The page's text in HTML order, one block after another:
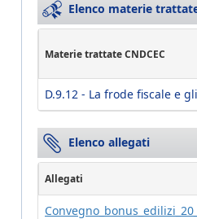
Elenco materie
Materie trattate CNDCEC
D.9.12 - La frode fiscale e
Elenco allegati
Allegati